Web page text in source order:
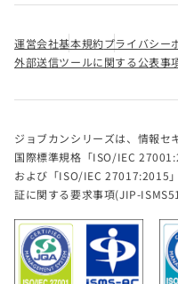
運営会社基本規約プライバシー
外部送信ツールに関する公表事
ジョブカンシリーズは、情報セ
国際標準規格「ISO/IEC
および「ISO/IEC 27017:2015
証に関する要求事項(JIP-